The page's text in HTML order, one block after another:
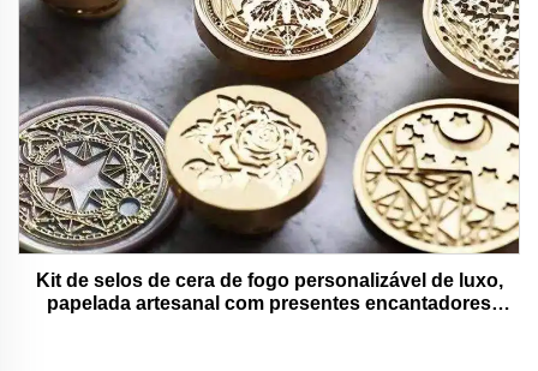
Kit de selos de cera de fogo personalizável de luxo,
papelada artesanal com presentes encantadores